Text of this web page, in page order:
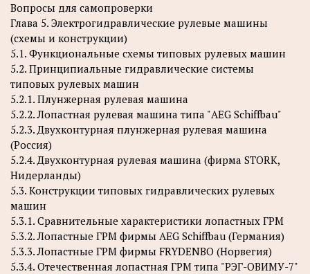
Вопросы для самопроверки
Глава 5. Электрогидравлические рулевые машины
(схемы и конструкции)
5.1. Функциональные схемы типовых рулевых машин
5.2. Принципиальные гидравлические системы
типовых рулевых машин
5.2.1. Плунжерная рулевая машина
5.2.2. Лопастная рулевая машина типа "AEG Schiffbau"
5.2.3. Двухконтурная плунжерная рулевая машина
(Россия)
5.2.4. Двухконтурная рулевая машина (фирма STORK,
Нидерланды)
5.3. Конструкции типовых гидравлических рулевых
машин
5.3.1. Сравнительные характеристики лопастных ГРМ
5.3.2. Лопастные ГРМ фирмы AEG Schiffbau (Германия)
5.3.3. Лопастные ГРМ фирмы FRYDENBO (Норвегия)
5.3.4. Отечественная лопастная ГРМ типа "РЭГ-ОВИМУ-7"